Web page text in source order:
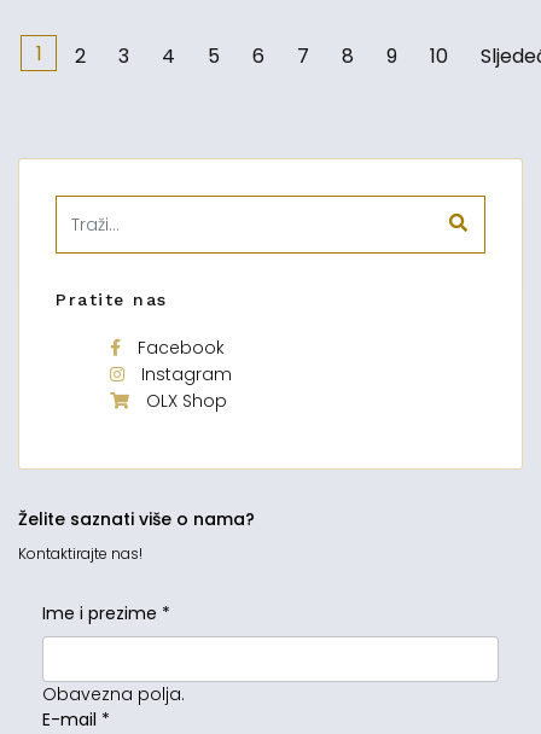
1 2 3 4 5 6 7 8 9 10
Pratite nas
Facebook
Instagram
OLX Shop
Želite saznati više o nama?
Kontaktirajte nas!
Ime i prezime *
Obavezna polja.
E-mail *